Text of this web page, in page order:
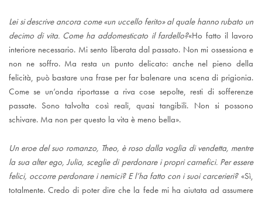
Lei si descrive ancora come «un uccello ferito» al quale hanno rubato un
decimo di vita. Come ha addomesticato il fardello?«Ho fatto il lavoro
interiore necessario. Mi sento liberata dal passato. Non mi ossessiona e
non ne soffro. Ma resta un punto delicato: anche nel pieno della
felicità, può bastare una frase per far balenare una scena di prigionia.
Come se un’onda riportasse a riva cose sepolte, resti di sofferenze
passate. Sono talvolta così reali, quasi tangibili. Non si possono
schivare. Ma non per questo la vita è meno bella».
Un eroe del suo romanzo, Theo, è roso dalla voglia di vendetta, mentre
la sua alter ego, Julia, sceglie di perdonare i propri carnefici. Per essere
felici, occorre perdonare i nemici? E l’ha fatto con i suoi carcerieri?«Sì,
totalmente. Credo di poter dire che la fede mi ha aiutata ad assumere